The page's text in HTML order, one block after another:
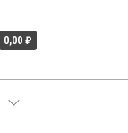
0,00 ₽